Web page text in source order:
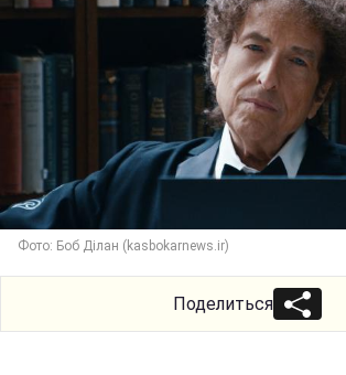
Фото: Боб Ділан (kasbokarnews.ir)
Поделиться